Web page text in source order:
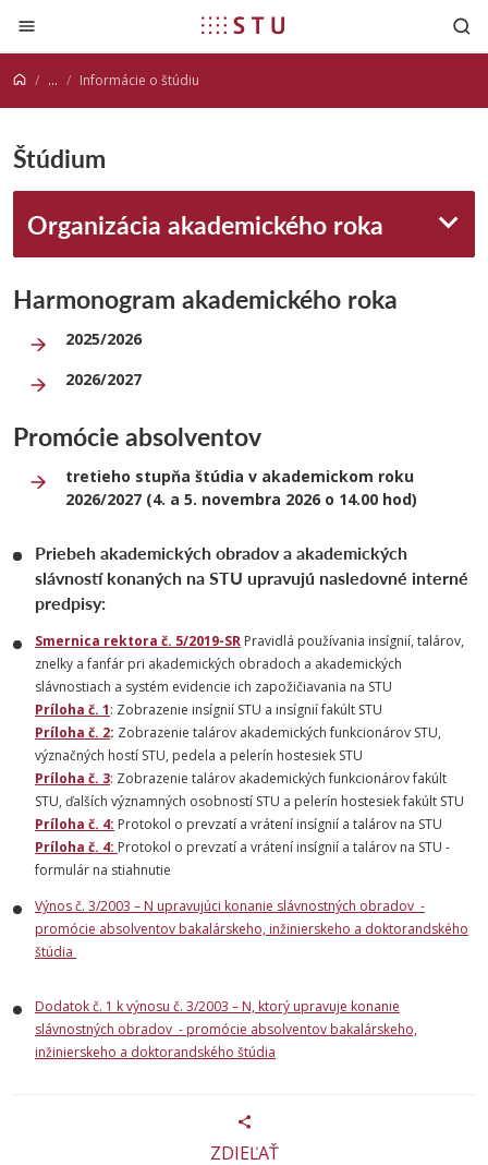
Prejsť na obsah
... Informácie o štúdiu
Štúdium
Organizácia akademického roka
Harmonogram akademického roka
2025/2026
2026/2027
Promócie absolventov
tretieho stupňa štúdia v akademickom roku
2026/2027 (4. a 5. novembra 2026 o 14.00 hod)
Priebeh akademických obradov a akademických
slávností konaných na STU upravujú nasledovné interné
predpisy:
Smernica rektora č. 5/2019-SR Pravidlá používania insígnií, talárov,
znelky a fanfár pri akademických obradoch a akademických
slávnostiach a systém evidencie ich zapožičiavania na STU
Príloha č. 1: Zobrazenie insígnií STU a insígnií fakúlt STU
Príloha č. 2: Zobrazenie talárov akademických funkcionárov STU,
význačných hostí STU, pedela a pelerín hostesiek STU
Príloha č. 3: Zobrazenie talárov akademických funkcionárov fakúlt
STU, ďalších významných osobností STU a pelerín hostesiek fakúlt STU
Príloha č. 4: Protokol o prevzatí a vrátení insígnií a talárov na STU
Príloha č. 4: Protokol o prevzatí a vrátení insígnií a talárov na STU -
formulár na stiahnutie
Výnos č. 3/2003 – N upravujúci konanie slávnostných obradov -
promócie absolventov bakalárskeho, inžinierskeho a doktorandského
štúdia
Dodatok č. 1 k výnosu č. 3/2003 – N, ktorý upravuje konanie
slávnostných obradov - promócie absolventov bakalárskeho,
inžinierskeho a doktorandského štúdia
ZDIEĽAŤ